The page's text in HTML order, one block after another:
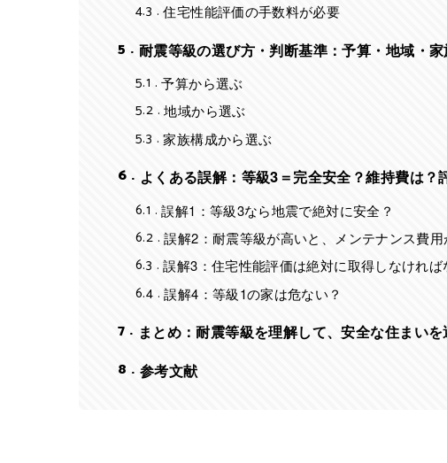
4.3 住宅性能評価の手数料が必要
5
耐震等級の選び方・判断基準：予算・地域・
5.1
予算から選ぶ
5.2 地域から選ぶ
5.3 家族構成から選ぶ
6
よくある誤解：等級3＝完全安全？維持費は？
6.1
誤解1：等級3なら地震で絶対に安全？
6.2 誤解2：耐震等級が高いと、メンテナンス費用
6.3 誤解3：住宅性能評価は絶対に取得しなければ
6.4 誤解4：等級1の家は危ない？
7 まとめ：耐震等級を理解して、安全な住まいを
8 参考文献